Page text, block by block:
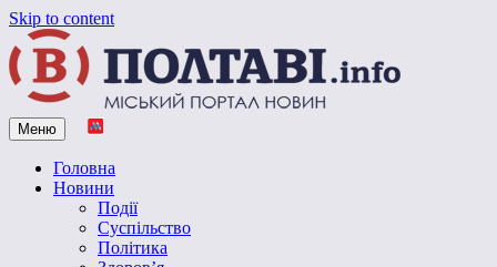
Skip to content
Vpoltave.info
Полтавський портал новин
Меню
Головна
Новини
Події
Суспільство
Політика